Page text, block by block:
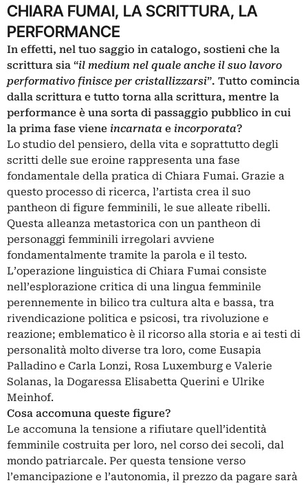
CHIARA FUMAI, LA SCRITTURA, LA
PERFORMANCE
In effetti, nel tuo saggio in catalogo, sostieni che la
scrittura sia “il medium nel quale anche il suo lavoro
performativo finisce per cristallizzarsi”. Tutto comincia
dalla scrittura e tutto torna alla scrittura, mentre la
performance è una sorta di passaggio pubblico in cui
la prima fase viene incarnata e incorporata?
Lo studio del pensiero, della vita e soprattutto degli
scritti delle sue eroine rappresenta una fase
fondamentale della pratica di Chiara Fumai. Grazie a
questo processo di ricerca, l’artista crea il suo
pantheon di figure femminili, le sue alleate ribelli.
Questa alleanza metastorica con un pantheon di
personaggi femminili irregolari avviene
fondamentalmente tramite la parola e il testo.
L’operazione linguistica di Chiara Fumai consiste
nell’esplorazione critica di una lingua femminile
perennemente in bilico tra cultura alta e bassa, tra
rivendicazione politica e psicosi, tra rivoluzione e
reazione; emblematico è il ricorso alla storia e ai testi di
personalità molto diverse tra loro, come Eusapia
Palladino e Carla Lonzi, Rosa Luxemburg e Valerie
Solanas, la Dogaressa Elisabetta Querini e Ulrike
Meinhof.
Cosa accomuna queste figure?
Le accomuna la tensione a rifiutare quell’identità
femminile costruita per loro, nel corso dei secoli, dal
mondo patriarcale. Per questa tensione verso
l’emancipazione e l’autonomia, il prezzo da pagare sarà